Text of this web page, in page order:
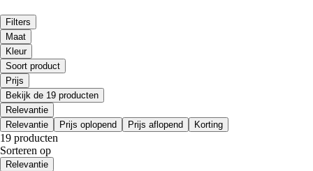
Filters
Maat
Kleur
Soort product
Prijs
Bekijk de 19 producten
Relevantie
Relevantie
Prijs oplopend Prijs aflopend Korting
19 producten
Sorteren op
Relevantie